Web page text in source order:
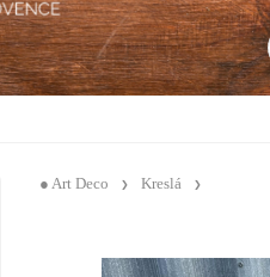
● Art Deco Kreslá